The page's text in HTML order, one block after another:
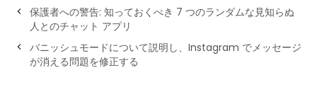
保護者への警告: 知っておくべき 7 つのランダムな見知らぬ
人とのチャット アプリ
バニッシュモードについて説明し、Instagram でメッセージ
が消える問題を修正する